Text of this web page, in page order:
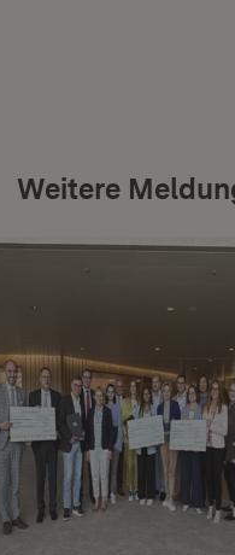
Weitere